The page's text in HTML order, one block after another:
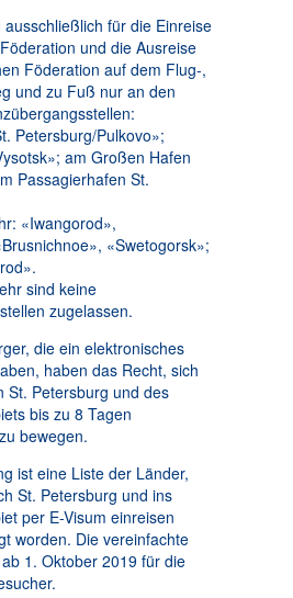
ausschließlich für die Einreise
und die Ausreise
Föderation auf dem Flug-,
und zu Fuß nur an den
Petersburg/Pulkovo»;
am Großen Hafen
Passagierhafen St.
«Iwangorod»,
«Swetogorsk»;
sind keine
zugelassen.
die ein elektronisches
haben das Recht, sich
St. Petersburg und des
bis zu 8 Tagen
bewegen.
ist eine Liste der Länder,
St. Petersburg und ins
per E-Visum einreisen
worden. Die vereinfachte
1. Oktober 2019 für die